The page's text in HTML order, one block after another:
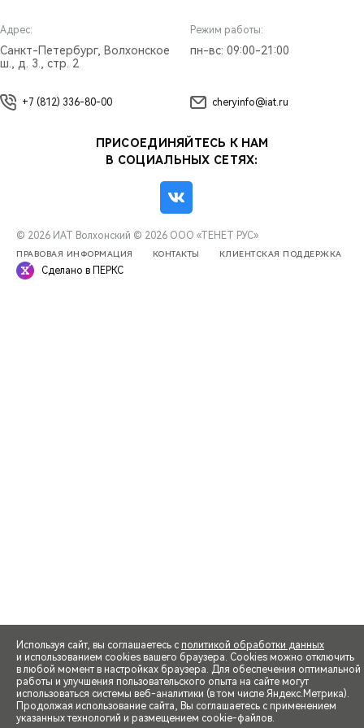
Адрес:
Санкт-Петербург, Волхонское
ш., д. 3., стр. 2
Режим работы:
пн-вс: 09:00-21:00
+7 (812) 336-80-00 cheryinfo@iat.ru
ПРИСОЕДИНЯЙТЕСЬ К НАМ
В СОЦИАЛЬНЫХ СЕТЯХ:
© 2026 ИАТ Волхонский © 2026 ООО «ТЕНЕТ РУС»
ПРАВОВАЯ ИНФОРМАЦИЯ КОНТАКТЫ КЛИЕНТСКАЯ ПОДДЕРЖКА
Сделано в ПЕРКС
Используя сайт, вы соглашаетесь с политикой обработки данных
и использованием cookies вашего браузера. Cookies можно отключить
в любой момент в настройках браузера. Для обеспечения оптимальной
работы и улучшения пользовательского опыта на сайте могут
использоваться системы веб-аналитики (в том числе Яндекс.Метрика).
Продолжая использование сайта, Вы соглашаетесь с применением
указанных технологий и размещением cookie-файлов.